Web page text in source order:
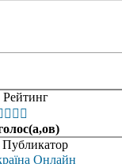
Рейтинг
  
Публикатор
Онлайн